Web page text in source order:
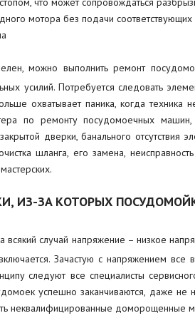
что может сопровождаться
мотора без подачи соответствующих
можно выполнить ремонт
усилий. Потребуется следовать
охватывает паника, когда техника
по ремонту посудомоечных
дверки, банального отсутствия
шланга, его замена,
ИЗ-ЗА КОТОРЫХ
случай напряжение – низкое
Зачастую с напряжением все
следуют все специалисты
успешно заканчиваются, даже не
неквалифицированные доморощенные